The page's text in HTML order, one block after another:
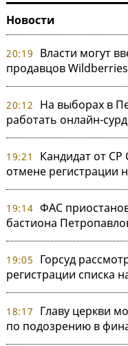
Новости
20:19
Власти могут
продавцов
20:12
На выборах в
работать онлайн-
19:21
Кандидат от
отмене регистрации
19:14 ФАС
бастиона
19:05
Горсуд
регистрации списка
18:17
Главу церкви
по подозрению в